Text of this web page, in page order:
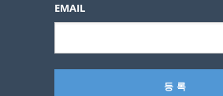
EMAIL